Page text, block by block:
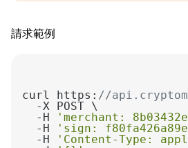
請求範例
curl https: //
  -H
'merchant:
  -H
'sign:
  -H
'Content-Type: